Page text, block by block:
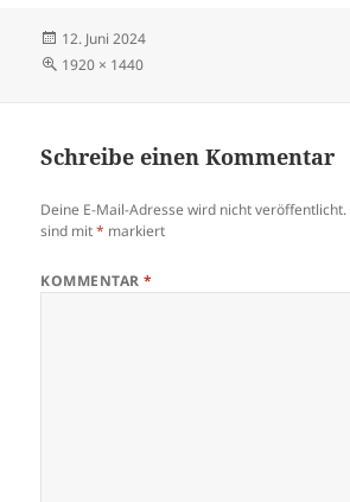
Veröffentlicht
am
12. Juni 2024
Volle
1920 × 1440
Schreibe einen Kommentar
Deine E-Mail-Adresse wird nicht veröffentlicht.
sind mit* markiert
KOMMENTAR*